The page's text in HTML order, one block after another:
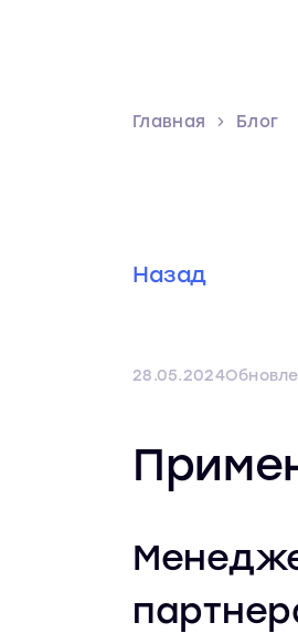
Главная Блог
Назад
28.05.2024